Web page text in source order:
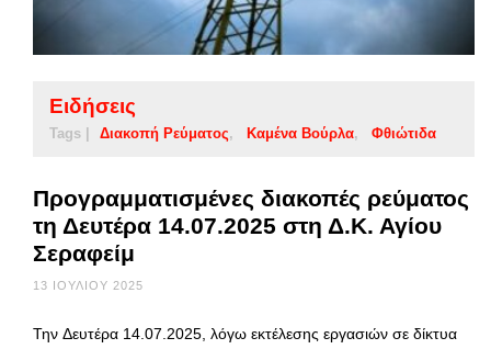
Ειδήσεις
Tags | Διακοπή Ρεύματος Καμένα Βούρλα Φθιώτιδα
Προγραμματισμένες διακοπές ρεύματος
τη Δευτέρα 14.07.2025 στη Δ.Κ. Αγίου
Σεραφείμ
13 ΙΟΥΛΊΟΥ 2025
Την Δευτέρα 14.07.2025, λόγω εκτέλεσης εργασιών σε δίκτυα